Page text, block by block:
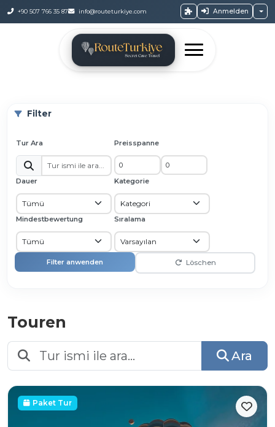
+90 507 766 35 87 info@routeturkiye.com Anmelden
Filter
Tur Ara Preisspanne
Dauer Kategorie
Mindestbewertung Sıralama
Filter anwenden Löschen
Touren
Ara
Paket Tur